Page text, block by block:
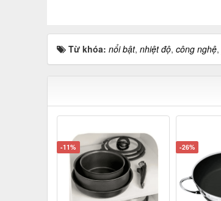
Từ khóa: nổi bật, nhiệt độ, công nghệ,
-11% -26%